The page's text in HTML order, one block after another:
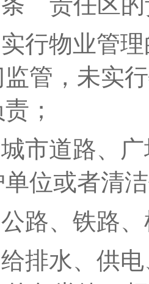
实行物业管
监管，未实
；
城市道路、
位或者清
公路、铁路
给排水、供